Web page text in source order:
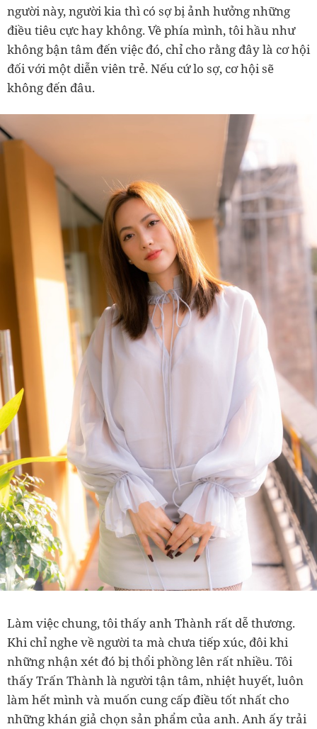
người này, người kia thì có sợ bị ảnh hưởng những
điều tiêu cực hay không. Về phía mình, tôi hầu như
không bận tâm đến việc đó, chỉ cho rằng đây là cơ hội
đối với một diễn viên trẻ. Nếu cứ lo sợ, cơ hội sẽ
không đến đâu.
Làm việc chung, tôi thấy anh Thành rất dễ thương.
Khi chỉ nghe về người ta mà chưa tiếp xúc, đôi khi
những nhận xét đó bị thổi phồng lên rất nhiều. Tôi
thấy Trấn Thành là người tận tâm, nhiệt huyết, luôn
làm hết mình và muốn cung cấp điều tốt nhất cho
những khán giả chọn sản phẩm của anh. Anh ấy trải